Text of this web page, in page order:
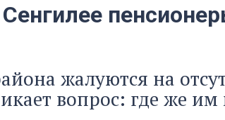
жалуются на
вопрос: где же им